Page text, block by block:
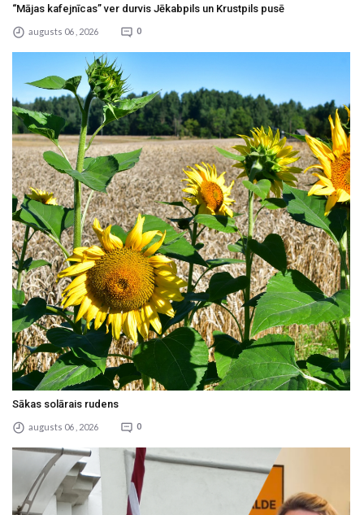
“Mājas kafejnīcas” ver durvis Jēkabpils un Krustpils pusē
augusts 06 , 2026 0
Sākas solārais rudens
augusts 06 , 2026 0